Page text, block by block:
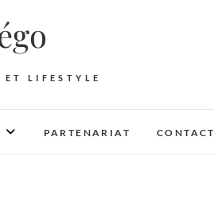
LIFESTYLE
PARTENARIAT CONTACT